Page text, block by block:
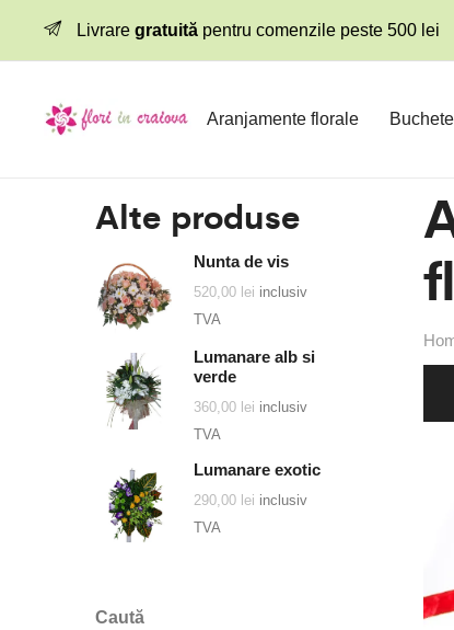
Livrare gratuită pentru comenzile peste 500 lei
Aranjamente florale Buchete
Alte produse
Nunta de vis
520,00 lei inclusiv
TVA
Lumanare alb si
verde
360,00 lei inclusiv
TVA
Lumanare exotic
290,00 lei inclusiv
TVA
Caută